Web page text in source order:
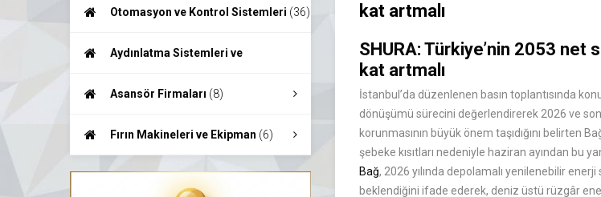
Otomasyon ve Kontrol Sistemleri (36)
Aydınlatma Sistemleri ve
Teknolojileri(7)
Asansör Firmaları (8)
Fırın Makineleri ve Ekipman (6)
kat artmalı
SHURA: Türkiye’nin 2053 net
kat artmalı
İstanbul’da düzenlenen basın toplantısında
dönüşümü sürecini değerlendirerek 2026 ve
korunmasının büyük önem taşıdığını belirten
şebeke kısıtları nedeniyle haziran ayından bu
Bağ, 2026 yılında depolamalı yenilenebilir
beklendiğini ifade ederek, deniz üstü rüzgâr